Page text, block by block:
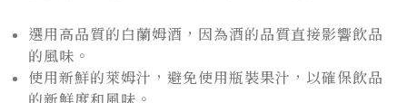
選用高品質的白蘭姆酒，因為酒的品質直接影響飲品
的風味。
使用新鮮的萊姆汁，避免使用瓶裝果汁，以確保飲品